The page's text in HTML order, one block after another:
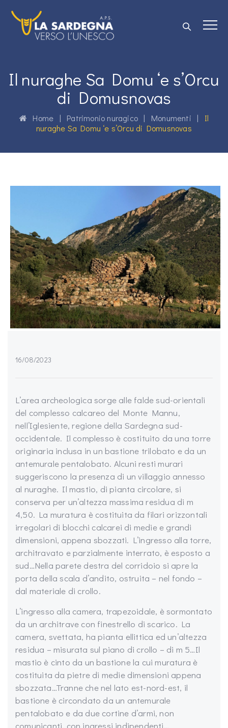
Il nuraghe Sa Domu ‘e s’Orcu
di Domusnovas
Home | Patrimonio nuragico | Monumenti | Il
nuraghe Sa Domu ‘e s’Orcu di Domusnovas
16/08/2023
L’area archeologica sorge alle falde sud-orientali
del complesso calcareo del Monte Mannu,
nell’Iglesiente, regione della Sardegna sud-
occidentale. Il complesso è costituito da una torre
originaria inclusa in un bastione trilobato e da un
antemurale pentalobato. Alcuni resti murari
suggeriscono la presenza di un villaggio annesso
al nuraghe. Il mastio, di pianta circolare, si
conserva per un’altezza massima residua di m
4,50. La muratura è costituita da filari orizzontali
irregolari di blocchi calcarei di medie e grandi
dimensioni, appena sbozzati. L’ingresso alla torre,
architravato e parzialmente interrato, è esposto a
sud…Nella parete destra del corridoio si apre la
porta della scala d’andito, ostruita – nel fondo –
dal materiale di crollo.
L’ingresso alla camera, trapezoidale, è sormontato
da un architrave con finestrello di scarico. La
camera, svettata, ha pianta ellittica ed un’altezza
residua – misurata sul piano di crollo – di m 5…Il
mastio è cinto da un bastione la cui muratura è
costituita da pietre di medie dimensioni appena
sbozzata…Tranne che nel lato est-nord-est, il
bastione è circondato da un antemurale
pentalobato e da due cortine d’armi, non
comunicanti, con ingressi indipendenti…